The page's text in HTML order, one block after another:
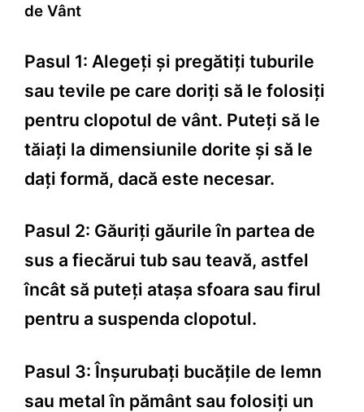
de Vânt
Pasul 1: Alegeți și pregătiți tuburile
sau tevile pe care doriți să le folosiți
pentru clopotul de vânt. Puteți să le
tăiați la dimensiunile dorite și să le
dați formă, dacă este necesar.
Pasul 2: Găuriți găurile în partea de
sus a fiecărui tub sau teavă, astfel
încât să puteți atașa sfoara sau firul
pentru a suspenda clopotul.
Pasul 3: Înșurubați bucățile de lemn
sau metal în pământ sau folosiți un